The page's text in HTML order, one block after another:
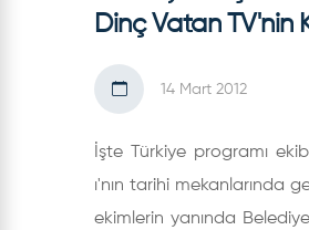
Dinç Vatan TV'nin
14 Mart 2012
İşte Türkiye programı
ı'nın tarihi mekanlarında
ekimlerin yanında